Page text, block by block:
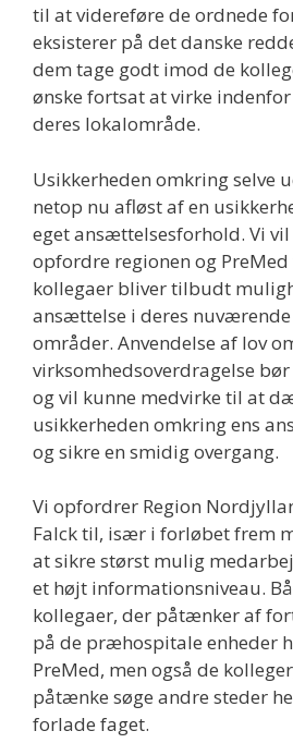
til at videreføre de ordnede
eksisterer på det danske
dem tage godt imod de
ønske fortsat at virke
deres lokalområde.
Usikkerheden omkring selve
netop nu afløst af en
eget ansættelsesforhold. Vi
opfordre regionen og
kollegaer bliver tilbudt
ansættelse i deres
områder. Anvendelse af lov
virksomhedsoverdragelse
og vil kunne medvirke til at
usikkerheden omkring ens
og sikre en smidig overgang.
Vi opfordrer Region
Falck til, især i forløbet frem
at sikre størst mulig
et højt informationsniveau.
kollegaer, der påtænker af
på de præhospitale enheder
PreMed, men også de
påtænke søge andre steder
forlade faget.